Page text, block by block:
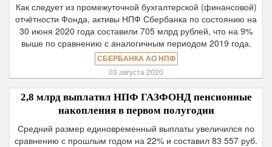
Как следует из промежуточной бухгалтерской (финансовой)
отчётности Фонда, активы НПФ Сбербанка по состоянию на
30 июня 2020 года составили 705 млрд рублей, что на 9%
выше по сравнению с аналогичным периодом 2019 года.
СБЕРБАНКА АО НПФ
03 августа 2020
2,8 млрд выплатил НПФ ГАЗФОНД пенсионные
накопления в первом полугодии
Средний размер единовременный выплаты увеличился по
сравнению с прошлым годом на 22% и составил 83 557 руб.